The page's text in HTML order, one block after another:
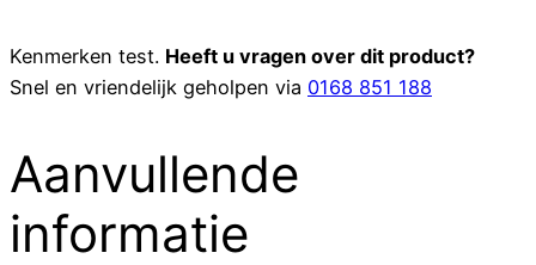
Kenmerken test. Heeft u vragen over dit product?
Snel en vriendelijk geholpen via 0168 851 188
Aanvullende
informatie